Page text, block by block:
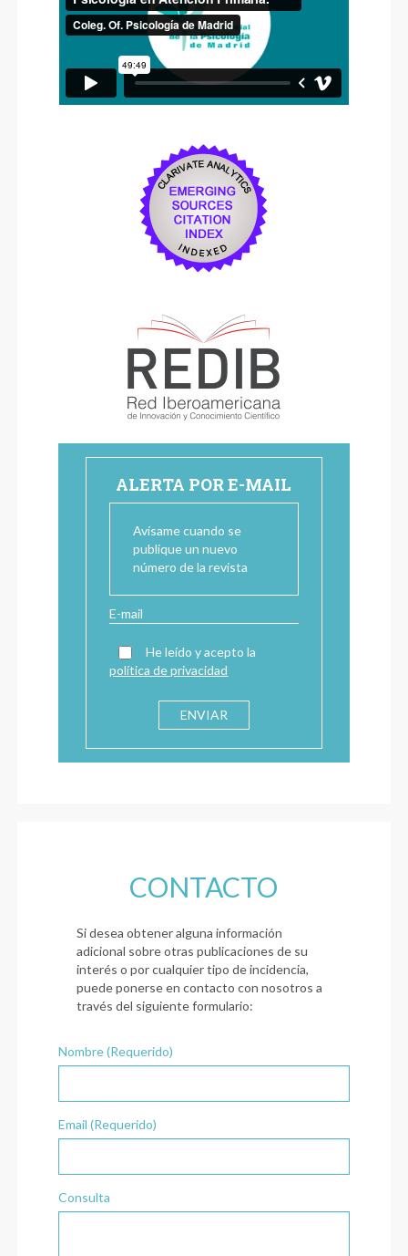
ALERTA POR E-MAIL
Avísame cuando se
publique un nuevo
He leído y acepto la
CONTACTO
Si desea obtener alguna información
adicional sobre otras publicaciones de su
interés o por cualquier tipo de incidencia,
puede ponerse en contacto con nosotros a
Nombre (Requerido)
Email (Requerido)
Consulta